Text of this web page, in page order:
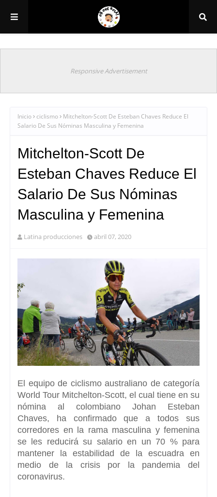
Responsive Advertisement
Inicio ciclismo
Mitchelton-Scott De Esteban Chaves Reduce El
Salario De Sus Nóminas Masculina y Femenina
Mitchelton-Scott De
Esteban Chaves Reduce El
Salario De Sus Nóminas
Masculina y Femenina
Latina producciones abril 07, 2020
El equipo de ciclismo australiano de categoría
World Tour Mitchelton-Scott, el cual tiene en su
nómina al colombiano Johan Esteban
Chaves, ha confirmado que a todos sus
corredores en la rama masculina y femenina
se les reducirá su salario en un 70 % para
mantener la estabilidad de la escuadra en
medio de la crisis por la pandemia del
coronavirus.